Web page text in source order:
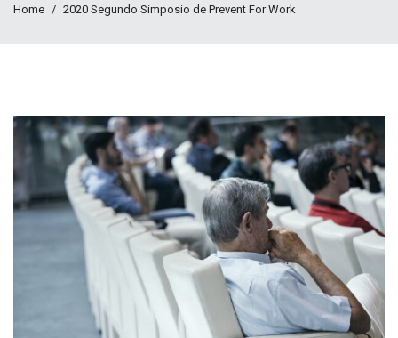
Home 2020 Segundo Simposio de Prevent For Work